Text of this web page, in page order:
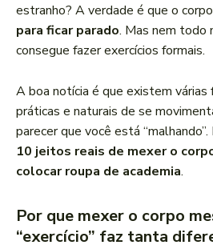
estranho? A verdade é que o
para ficar parado. Mas nem todo
consegue fazer exercícios formais.
A boa notícia é que existem várias
práticas e naturais de se
parecer que você está
10 jeitos reais de mexer o
colocar roupa de academia.
Por que mexer o corpo
“exercício” faz tanta